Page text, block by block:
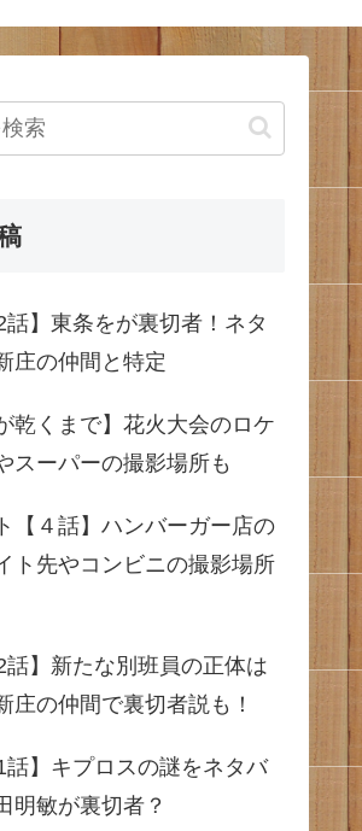
話】東条をが裏切者！ネタ
庄の仲間と特定
乾くまで】花火大会のロケ
スーパーの撮影場所も
【４話】ハンバーガー店の
ト先やコンビニの撮影場所
話】新たな別班員の正体は
庄の仲間で裏切者説も！
話】キプロスの謎をネタバ
明敏が裏切者？